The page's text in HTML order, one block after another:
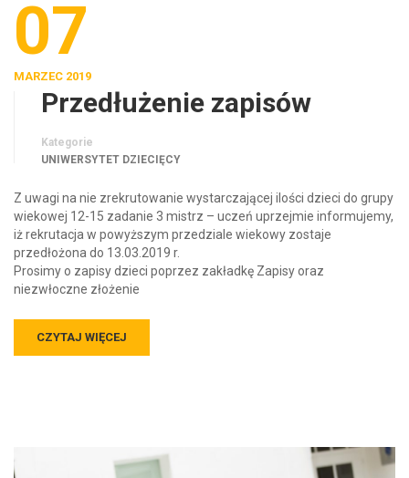
07
MARZEC 2019
Przedłużenie zapisów
Kategorie
UNIWERSYTET DZIECIĘCY
Z uwagi na nie zrekrutowanie wystarczającej ilości dzieci do grupy
wiekowej 12-15 zadanie 3 mistrz – uczeń uprzejmie informujemy,
iż rekrutacja w powyższym przedziale wiekowy zostaje
przedłożona do 13.03.2019 r.
Prosimy o zapisy dzieci poprzez zakładkę Zapisy oraz
niezwłoczne złożenie
CZYTAJ WIĘCEJ